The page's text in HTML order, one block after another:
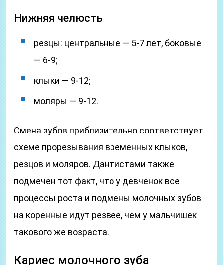
Нижняя челюсть
резцы: центральные — 5-7 лет, боковые
— 6-9;
клыки — 9-12;
моляры — 9-12.
Смена зубов приблизительно соответствует
схеме прорезывания временных клыков,
резцов и моляров. Дантистами также
подмечен тот факт, что у девченок все
процессы роста и подмены молочных зубов
на коренные идут резвее, чем у мальчишек
такового же возраста.
Кариес молочного зуба